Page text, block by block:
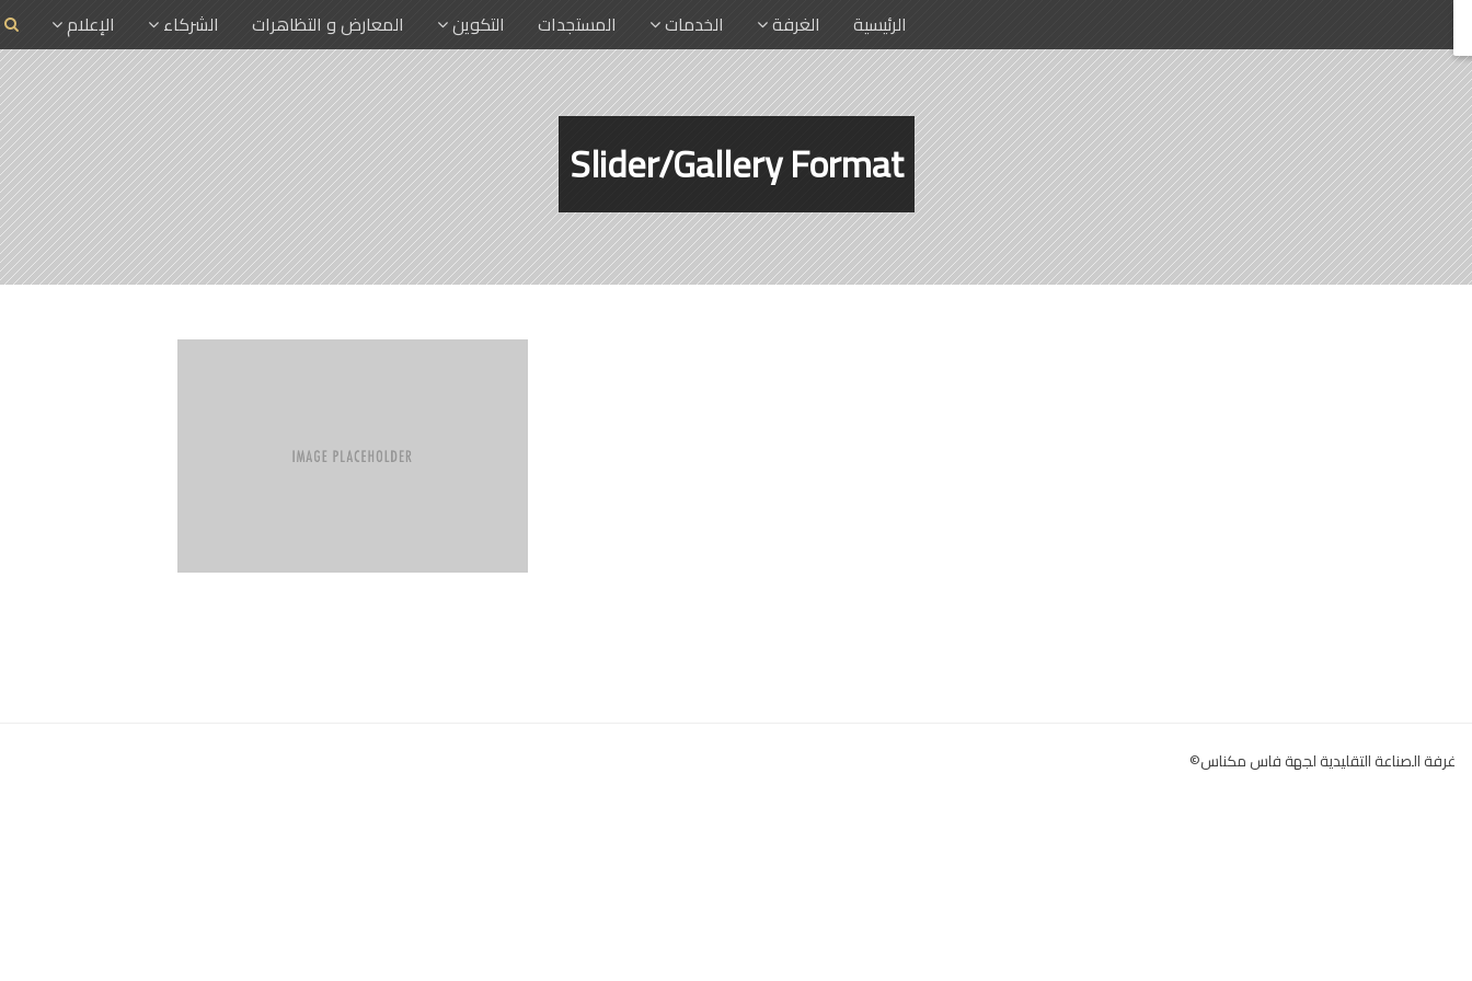
الرئيسية الغرفة الخدمات المستجدات التكوين المعارض و التظاهرات الشركاء الإعلام
Slider/Gallery Format
غرفة الصناعة التقليدية لجهة فاس مكناس©